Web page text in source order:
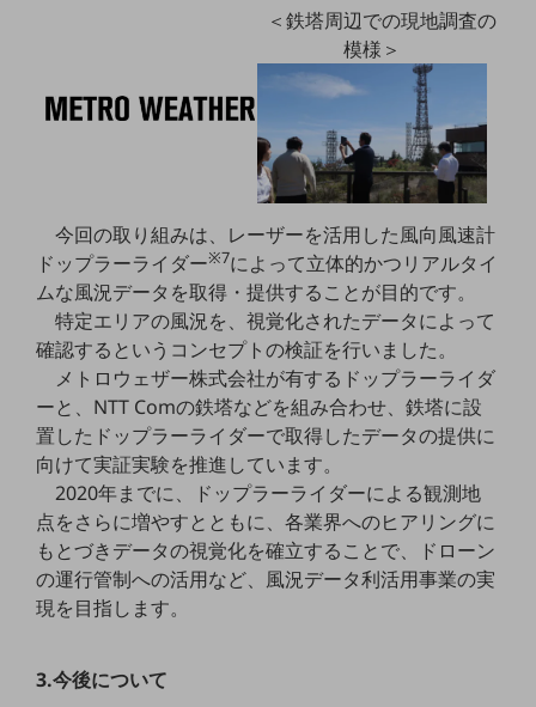
社長からのご挨拶
会社案内パンフレット
ニュースルーム
ニュースルームTOP
ニュースリリース
地域からの発表
重要なお知らせ
お知らせ
社外からの評価実績
サステナビリティ
サステナビリティTOP
NTTドコモビジネスグループのサステナビリティ
＜鉄塔周辺での現地調査の
模様＞
今回の取り組みは、レーザーを活用した風向風速計
ドップラーライダー※7によって立体的かつリアルタイ
ムな風況データを取得・提供することが目的です。
特定エリアの風況を、視覚化されたデータによって
確認するというコンセプトの検証を行いました。
メトロウェザー株式会社が有するドップラーライダ
ーと、NTT Comの鉄塔などを組み合わせ、鉄塔に設
置したドップラーライダーで取得したデータの提供に
向けて実証実験を推進しています。
2020年までに、ドップラーライダーによる観測地
点をさらに増やすとともに、各業界へのヒアリングに
もとづきデータの視覚化を確立することで、ドローン
の運行管制への活用など、風況データ利活用事業の実
現を目指します。
3.今後について